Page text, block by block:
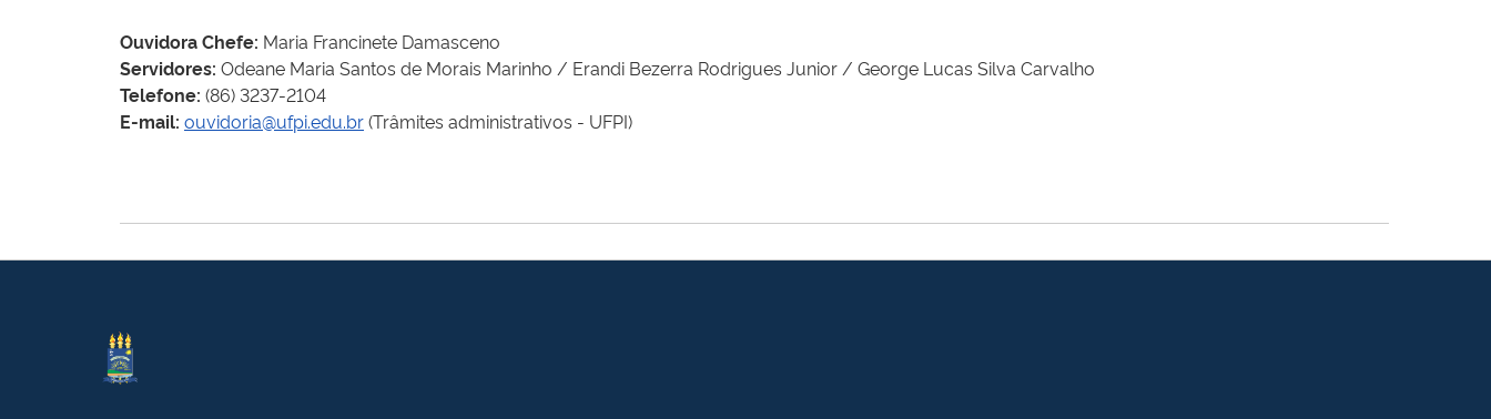
Ouvidora Chefe: Maria Francinete Damasceno
Servidores: Odeane Maria Santos de Morais Marinho / Erandi Bezerra Rodrigues Junior / George Lucas Silva Carvalho
Telefone: (86) 3237-2104
E-mail: ouvidoria@ufpi.edu.br(Trâmites administrativos - UFPI)